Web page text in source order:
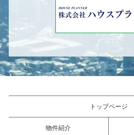
トップページ
物件紹介